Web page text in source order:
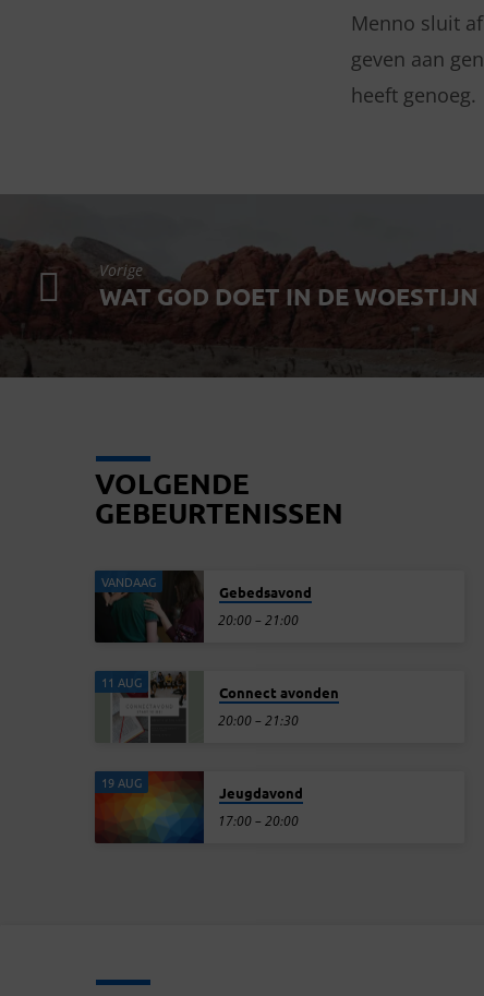
Menno sluit
geven aan
heeft genoeg.
Vorige
WAT GOD DOET IN DE WOESTIJN
VOLGENDE
GEBEURTENISSEN
VANDAAG
Gebedsavond
20:00 – 21:00
11 AUG
Connect avonden
20:00 – 21:30
19 AUG
Jeugdavond
17:00 – 20:00